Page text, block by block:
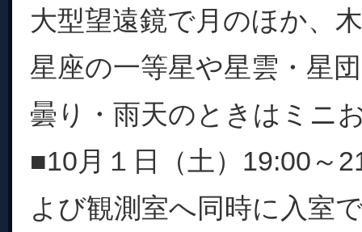
大型望遠鏡で月のほか、
星座の一等星や星雲・星
曇り・雨天のときはミニ
■10月１日（土）19:00～
よび観測室へ同時に入室